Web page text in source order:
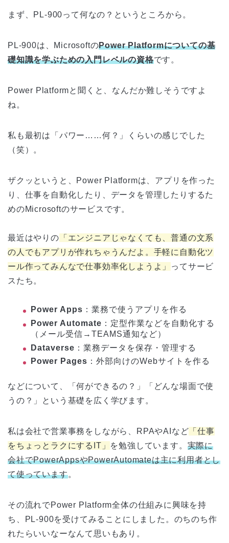
まず、PL-900って何なの？というところから。
PL-900は、MicrosoftのPower Platformについての基
礎知識を学ぶための入門レベルの資格です。
Power Platformと聞くと、なんだか難しそうですよ
ね。
私も最初は「パワー……何？」くらいの感じでした
（笑）。
ザクッというと、Power Platformは、アプリを作った
り、仕事を自動化したり、データを管理したりするた
めのMicrosoftのサービスです。
最近はやりの 「エンジニアじゃなくても、普通の文系
の人でもアプリが作れちゃうんだよ。手軽に自動化ツ
ール作ってみんなで仕事効率化しようよ」
ってサービ
スたち。
Power Apps ：業務で使うアプリを作る
Power Automate ：定型作業などを自動化する
（メール受信→TEAMS通知など）
Dataverse ：業務データを保存・管理する
Power Pages ：外部向けのWebサイトを作る
などについて、「何ができるの？」「どんな場面で使
うの？」という基礎を広く学びます。
私は会社で営業事務をしながら、RPAやAIなど 「仕事
をちょっとラクにするIT」 を勉強しています。 実際に
会社でPowerAppsやPowerAutomateは主に利用者とし
て使っています。
その流れでPower Platform全体の仕組みに興味を持
ち、PL-900を受けてみることにしました。のちのち作
れたらいいなーなんて思いもあり。